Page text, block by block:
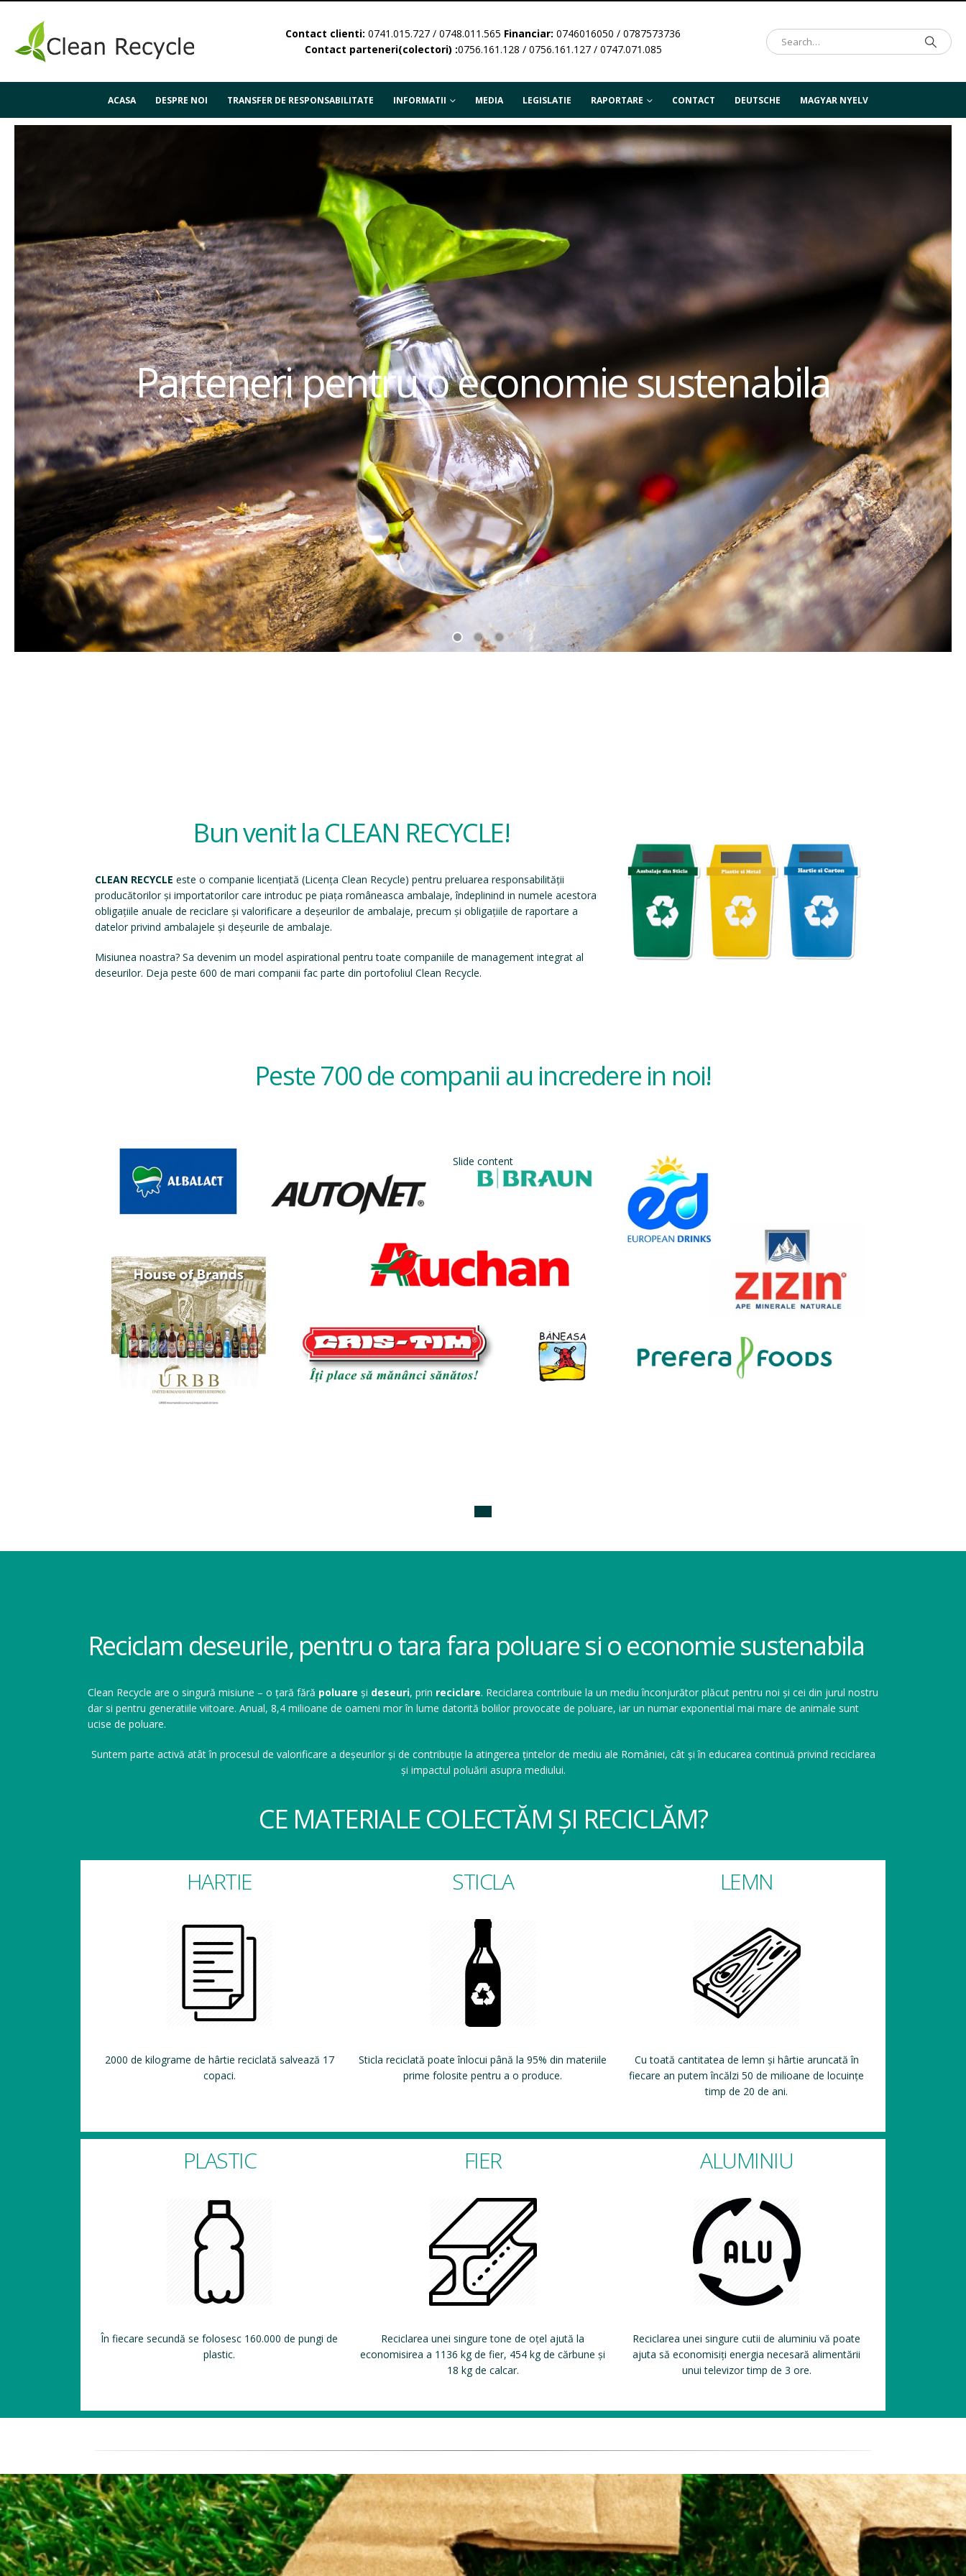
Contact clienti: 0741.015.727 / 0748.011.565 Financiar: 0746016050 / 0787573736
Contact parteneri(colectori) :0756.161.128 / 0756.161.127 / 0747.071.085
ACASA DESPRE NOI TRANSFER DE RESPONSABILITATE INFORMATII MEDIA LEGISLATIE RAPORTARE CONTACT DEUTSCHE MAGYAR NYELV
Parteneri pentru o economie sustenabila
Bun venit la CLEAN RECYCLE!
CLEAN RECYCLE este o companie licențiată (Licența Clean Recycle) pentru preluarea responsabilității
producătorilor și importatorilor care introduc pe piața româneasca ambalaje, îndeplinind in numele acestora
obligațiile anuale de reciclare și valorificare a deșeurilor de ambalaje, precum și obligațiile de raportare a
datelor privind ambalajele și deșeurile de ambalaje.
Misiunea noastra? Sa devenim un model aspirational pentru toate companiile de management integrat al
deseurilor. Deja peste 600 de mari companii fac parte din portofoliul Clean Recycle.
Peste 700 de companii au incredere in noi!
Slide content
Reciclam deseurile, pentru o tara fara poluare si o economie sustenabila
Clean Recycle are o singură misiune – o țară fără poluare și deseuri, prin reciclare. Reciclarea contribuie la un mediu înconjurător plăcut pentru noi și cei din jurul nostru
dar si pentru generatiile viitoare. Anual, 8,4 milioane de oameni mor în lume datorită bolilor provocate de poluare, iar un numar exponential mai mare de animale sunt
ucise de poluare.
Suntem parte activă atât în procesul de valorificare a deșeurilor și de contribuție la atingerea țintelor de mediu ale României, cât și în educarea continuă privind reciclarea
și impactul poluării asupra mediului.
CE MATERIALE COLECTĂM ȘI RECICLĂM?
HARTIE
2000 de kilograme de hârtie reciclată salvează 17
copaci.
STICLA
Sticla reciclată poate înlocui până la 95% din materiile
prime folosite pentru a o produce.
LEMN
Cu toată cantitatea de lemn și hârtie aruncată în
fiecare an putem încălzi 50 de milioane de locuințe
timp de 20 de ani.
PLASTIC
În fiecare secundă se folosesc 160.000 de pungi de
plastic.
FIER
Reciclarea unei singure tone de oțel ajută la
economisirea a 1136 kg de fier, 454 kg de cărbune și
18 kg de calcar.
ALUMINIU
Reciclarea unei singure cutii de aluminiu vă poate
ajuta să economisiți energia necesară alimentării
unui televizor timp de 3 ore.